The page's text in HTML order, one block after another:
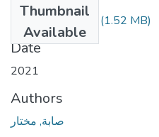
Thumbnail
Available
Saba Mokhtar.pdf (1.52 MB)
Date
2021
Authors
صابة, مختار